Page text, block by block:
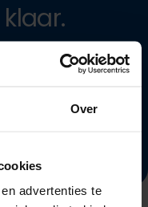
Over
advertenties te